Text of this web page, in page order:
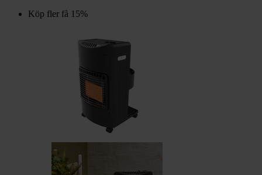
Köp fler få 15%